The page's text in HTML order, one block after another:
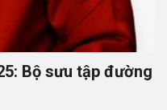
Bộ sưu tập đường